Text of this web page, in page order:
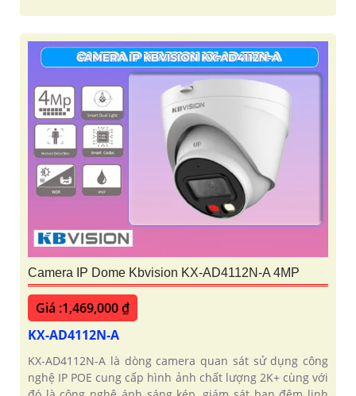
Camera IP Dome Kbvision KX-AD4112N-A 4MP
Giá :1,469,000 ₫
KX-AD4112N-A
KX-AD4112N-A là dòng camera quan sát sử dụng công
nghệ IP POE cung cấp hình ảnh chất lượng 2K+ cùng với